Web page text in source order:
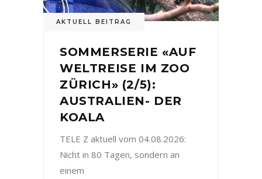
AKTUELL BEITRAG
SOMMERSERIE «AUF
WELTREISE IM ZOO
ZÜRICH» (2/5):
AUSTRALIEN- DER
KOALA
TELE Z aktuell vom 04.08.2026:
Nicht in 80 Tagen, sondern an
einem